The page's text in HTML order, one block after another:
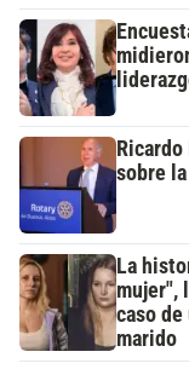
sobre
La
mujer",
caso de
marido